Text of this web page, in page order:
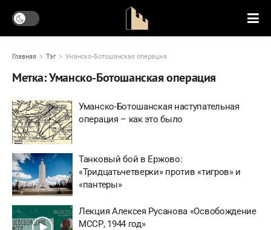
Главная Тэг Уманско-Ботошанская операция
Метка:Уманско-Ботошанская операция
Уманско-Ботошанская наступательная
операция – как это было
Танковый бой в Ержово:
«Тридцатьчетверки» против «тигров» и
«пантеры»
Лекция Алексея Русанова «Освобождение
МССР, 1944 год»